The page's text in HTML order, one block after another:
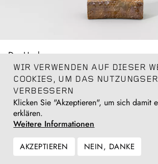
Des Hughes
Stinkeye, 2013
Glasfaser, Eisenpulver, Stahl, Jute /
steel, scrim
55 (h) x 20 x 20 cm
21 3/4 x 8 x 8 in
Anfragen
WIR VERWENDEN AUF DIESER
COOKIES, UM DAS
VERBESSERN
Klicken Sie "Akzeptieren", um sich damit
erklären.
Weitere Informationen
AKZEPTIEREN NEIN, DANKE